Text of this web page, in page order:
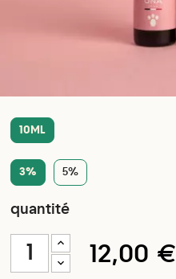
10ML
3% 5%
quantité
12,00 €